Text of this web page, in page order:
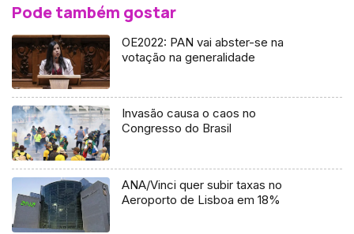
Pode também gostar
OE2022: PAN vai abster-se na
votação na generalidade
Invasão causa o caos no
Congresso do Brasil
ANA/Vinci quer subir taxas no
Aeroporto de Lisboa em 18%